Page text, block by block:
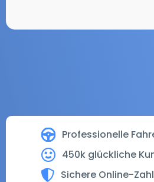
Professionelle
450k glückliche
Sichere Online-